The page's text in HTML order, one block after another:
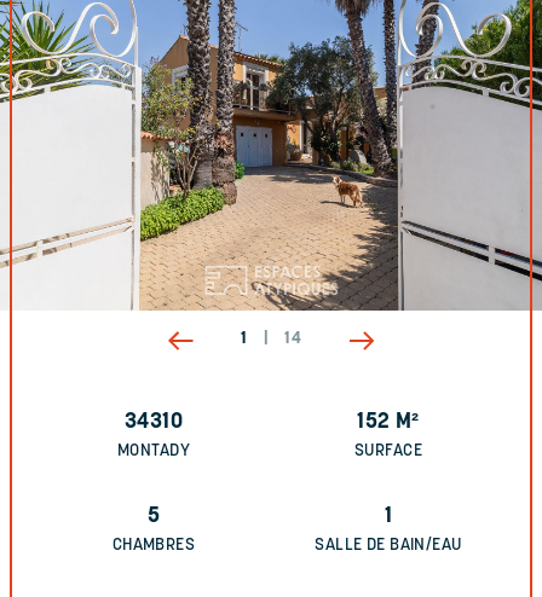
1 14
34310
MONTADY
152 M²
SURFACE
5
CHAMBRES
1
SALLE DE BAIN/EAU